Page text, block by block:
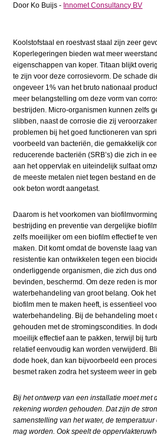
Door Ko Buijs - Innomet Consultancy BV
Koolstofstaal en roestvast staal zijn zeer
Koperlegeringen bieden wat meer
eigenschappen van koper. Titaan blijkt
te zijn voor deze corrosievorm. De schade
ongeveer 1% van het bruto nationaal
meer belangstelling om deze vorm van
bestrijden. Micro-organismen kunnen zelfs
slibben, naast de corrosie die zij
problemen bij het goed functioneren van
voorbeeld van bacteriën, die gemakkelijk
reducerende bacteriën (SRB’s) die zich in
aan het oppervlak en uiteindelijk sulfaat
de meeste metalen niet tegen bestand en
ook beton wordt aangetast.
Daarom is het voorkomen van
bestrijding en preventie van dergelijke
zelfs moeilijker om een biofilm effectief te
maken. Dit komt omdat de bovenste laag
resistentie kan ontwikkelen tegen een
onderliggende organismen, die zich dus
bevinden, beschermd. Om deze reden is
waterbehandeling van groot belang. Ook
biofilm men te maken heeft, is essentieel
waterbehandeling. Bij de behandeling moet
gehouden met de stromingscondities. In
moeilijk effectief aan te pakken, terwijl bij
relatief eenvoudig kan worden verwijderd.
dode hoek, dan kan bijvoorbeeld een
besmet raken zodra het systeem weer in
Bij het ontwerp van een installatie moet met
rekening worden gehouden. Dat zijn de
samenstelling van het water, de
mag worden. Ook speelt de